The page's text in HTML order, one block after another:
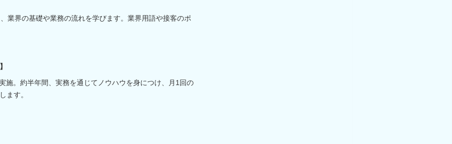
業界の基礎や業務の流れを学びます。業界用語や接客のポ
施。約半年間、実務を通じてノウハウを身につけ、月1回の
ます。